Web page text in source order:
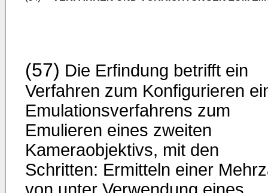
(57) Die Erfindung betrifft ein
Verfahren zum Konfigurieren
Emulationsverfahrens zum
Emulieren eines zweiten
Kameraobjektivs, mit den
Schritten: Ermitteln einer